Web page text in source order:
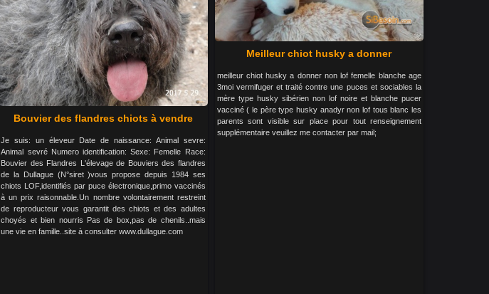
Bouvier des flandres chiots à vendre
Je suis: un éleveur Date de naissance: Animal sevre:
Animal sevré Numero identification: Sexe: Femelle Race:
Bouvier des Flandres L'élevage de Bouviers des flandres
de la Dullague (N°siret )vous propose depuis 1984 ses
chiots LOF,identifiés par puce électronique,primo vaccinés
à un prix raisonnable.Un nombre volontairement restreint
de reproducteur vous garantit des chiots et des adultes
choyés et bien nourris Pas de box,pas de chenils..mais
une vie en famille..site à consulter www.dullague.com
Meilleur chiot husky a donner
meilleur chiot husky a donner non lof femelle blanche age
3moi vermifuger et traité contre une puces et sociables la
mère type husky sibérien non lof noire et blanche pucer
vacciné ( le père type husky anadyr non lof tous blanc les
parents sont visible sur place pour tout renseignement
supplémentaire veuillez me contacter par mail;